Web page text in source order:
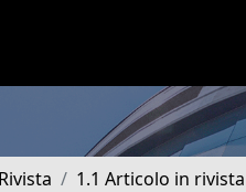
1.1 Articolo in rivista